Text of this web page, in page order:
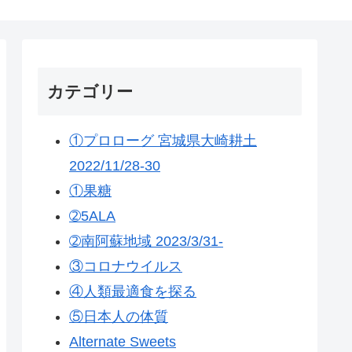
カテゴリー
①プロローグ 宮城県大崎耕土
2022/11/28-30
①果糖
➁5ALA
➁南阿蘇地域 2023/3/31-
③コロナウイルス
④人類最適食を探る
⑤日本人の体質
Alternate Sweets